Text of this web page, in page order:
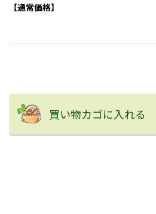
【通常価格】
買い物カゴに入れる